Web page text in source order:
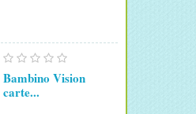
Bambino Vision
carte...